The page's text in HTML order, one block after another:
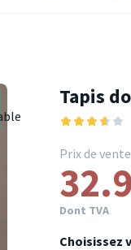
Tapis
Prix de
Dont TVA
Choisissez